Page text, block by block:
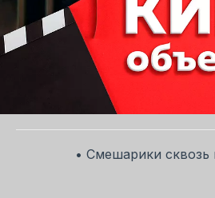
• Смешарики сквозь